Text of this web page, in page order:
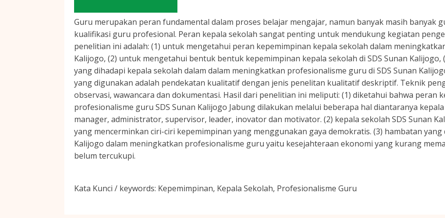
Guru merupakan peran fundamental dalam proses belajar mengajar, namun banyak masih banyak
kualifikasi guru profesional. Peran kepala sekolah sangat penting untuk mendukung kegiatan
penelitian ini adalah: (1) untuk mengetahui peran kepemimpinan kepala sekolah dalam
Kalijogo, (2) untuk mengetahui bentuk bentuk kepemimpinan kepala sekolah di SDS Sunan
yang dihadapi kepala sekolah dalam dalam meningkatkan profesionalisme guru di SDS Sunan
yang digunakan adalah pendekatan kualitatif dengan jenis penelitan kualitatif deskriptif. Teknik
observasi, wawancara dan dokumentasi. Hasil dari penelitian ini meliputi: (1) diketahui bahwa peran
profesionalisme guru SDS Sunan Kalijogo Jabung dilakukan melalui beberapa hal diantaranya
manager, administrator, supervisor, leader, inovator dan motivator. (2) kepala sekolah SDS Sunan
yang mencerminkan ciri-ciri kepemimpinan yang menggunakan gaya demokratis. (3) hambatan yang
Kalijogo dalam meningkatkan profesionalisme guru yaitu kesejahteraan ekonomi yang kurang
belum tercukupi.
Kata Kunci / keywords: Kepemimpinan, Kepala Sekolah, Profesionalisme Guru